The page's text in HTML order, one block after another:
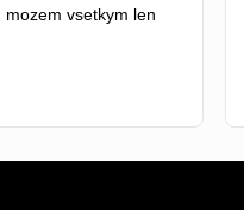
vsetkym len